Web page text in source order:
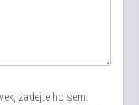
zadejte ho sem.